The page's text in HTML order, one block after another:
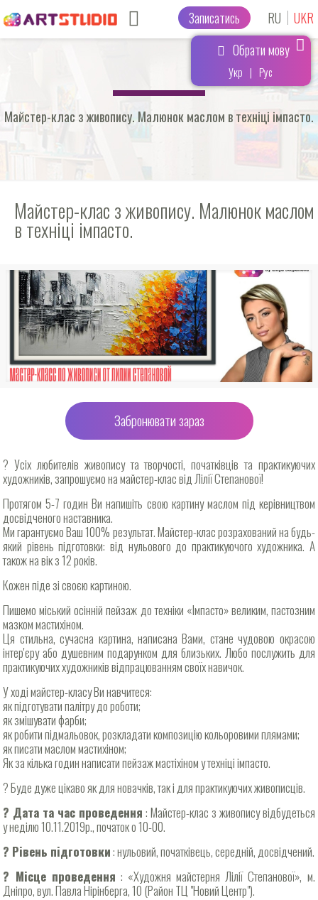
Обрати мову
Укр | Рус
Записатись RU UKR
Майстер-клас з живопису. Малюнок маслом в техніці імпасто.
Майстер-клас з живопису. Малюнок маслом
в техніці імпасто.
Забронювати зараз
? Усіх любителів живопису та творчості, початківців та практикуючих
художників, запрошуємо на майстер-клас від Лілії Степанової!
Протягом 5-7 годин Ви напишіть свою картину маслом під керівництвом
досвідченого наставника.
Ми гарантуємо Ваш 100% результат. Майстер-клас розрахований на будь-
який рівень підготовки: від нульового до практикуючого художника. А
також на вік з 12 років.
Кожен піде зі своєю картиною.
Пишемо міський осінній пейзаж до техніки «Імпасто» великим, пастозним
мазком мастихіном.
Ця стильна, сучасна картина, написана Вами, стане чудовою окрасою
інтер'єру або душевним подарунком для близьких. Любо послужить для
практикуючих художників відпрацюванням своїх навичок.
У ході майстер-класу Ви навчитеся:
як підготувати палітру до роботи;
як змішувати фарби;
як робити підмальовок, розкладати композицію кольоровими плямами;
як писати маслом мастихіном;
Як за кілька годин написати пейзаж мастіхіном у техніці імпасто.
? Буде дуже цікаво як для новачків, так і для практикуючих живописців.
? Дата та час проведення : Майстер-клас з живопису відбудеться
у неділю 10.11.2019р., початок о 10-00.
? Рівень підготовки: нульовий, початківець, середній, досвідчений.
? Місце проведення : «Художня майстерня Лілії Степанової», м.
Дніпро, вул. Павла Нірінберга, 10 (Район ТЦ "Новий Центр").